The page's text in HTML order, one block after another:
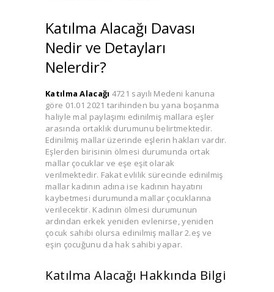
Katılma Alacağı Davası
Nedir ve Detayları
Nelerdir?
Katılma Alacağı 4721 sayılı Medeni kanuna
göre 01.01 2021 tarihinden bu yana boşanma
haliyle mal paylaşımı edinilmiş mallara eşler
arasında ortaklık durumunu belirtmektedir.
Edinilmiş mallar üzerinde eşlerin hakları vardır.
Eşlerden birisinin ölmesi durumunda ortak
mallar çocuklar ve eşe eşit olarak
verilmektedir. Fakat evlilik sürecinde edinilmiş
mallar kadının adına ise kadının hayatını
kaybetmesi durumunda mallar çocuklarına
verilecektir. Kadının ölmesi durumunun
ardından erkek yeniden evlenirse, yeniden
çocuk sahibi olursa edinilmiş mallar 2.eş ve
eşin çocuğunu da hak sahibi yapar.
Katılma Alacağı Hakkında Bilgi